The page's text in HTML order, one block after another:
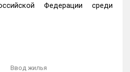
Федерации среди
Ввод жилья